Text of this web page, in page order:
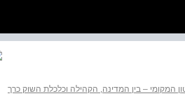
המקומי – בין המדינה, הקהילה וכלכלת השוק כרך